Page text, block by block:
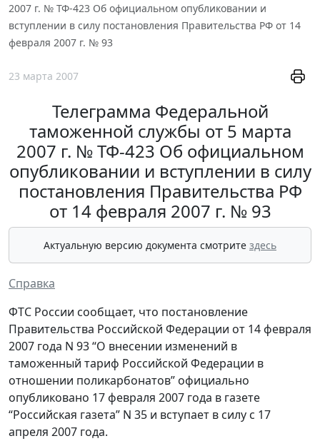
2007 г. № ТФ-423 Об официальном опубликовании и
вступлении в силу постановления Правительства РФ от 14
февраля 2007 г. № 93
23 марта 2007
Телеграмма Федеральной
таможенной службы от 5 марта
2007 г. № ТФ-423 Об официальном
опубликовании и вступлении в силу
постановления Правительства РФ
от 14 февраля 2007 г. № 93
Актуальную версию документа смотрите здесь
Справка
ФТС России сообщает, что постановление
Правительства Российской Федерации от 14 февраля
2007 года N 93 “О внесении изменений в
таможенный тариф Российской Федерации в
отношении поликарбонатов” официально
опубликовано 17 февраля 2007 года в газете
“Российская газета” N 35 и вступает в силу с 17
апреля 2007 года.